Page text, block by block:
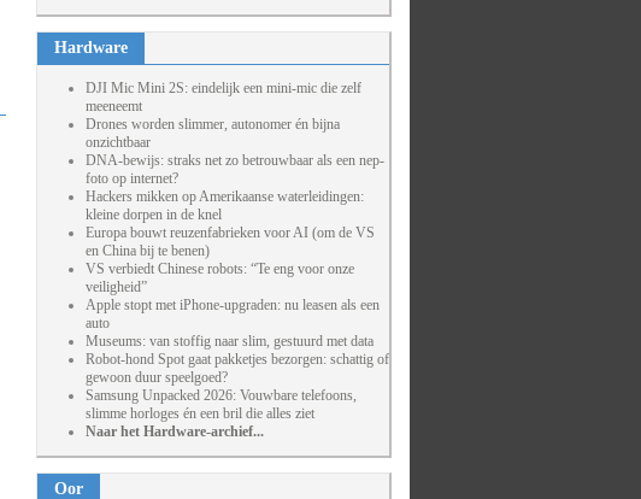
Hardware
DJI Mic Mini 2S: eindelijk een mini-mic die zelf
meeneemt
Drones worden slimmer, autonomer én bijna
onzichtbaar
DNA-bewijs: straks net zo betrouwbaar als een nep-
foto op internet?
Hackers mikken op Amerikaanse waterleidingen:
kleine dorpen in de knel
Europa bouwt reuzenfabrieken voor AI (om de VS
en China bij te benen)
VS verbiedt Chinese robots: “Te eng voor onze
veiligheid”
Apple stopt met iPhone-upgraden: nu leasen als een
auto
Museums: van stoffig naar slim, gestuurd met data
Robot-hond Spot gaat pakketjes bezorgen: schattig of
gewoon duur speelgoed?
Samsung Unpacked 2026: Vouwbare telefoons,
slimme horloges én een bril die alles ziet
Naar het Hardware-archief...
Oor